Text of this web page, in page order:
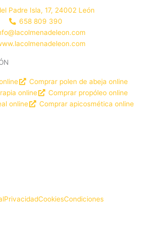
Padre Isla, 17, 24002 León
658 809 390
Comprar polen de abeja online
online
Comprar propóleo online
online
Comprar apicosmética online
PrivacidadCookiesCondiciones